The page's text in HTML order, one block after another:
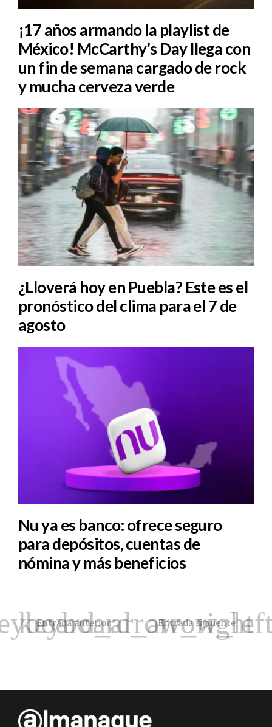
¡17 años armando la playlist de
México! McCarthy’s Day llega con
un fin de semana cargado de rock
y mucha cerveza verde
¿Lloverá hoy en Puebla? Este es el
pronóstico del clima para el 7 de
agosto
Nu ya es banco: ofrece seguro
para depósitos, cuentas de
nómina y más beneficios
Entrada anterior Entrada siguiente